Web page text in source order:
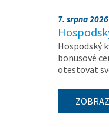
7. srpna
Hospodský
bonusové
otestovat